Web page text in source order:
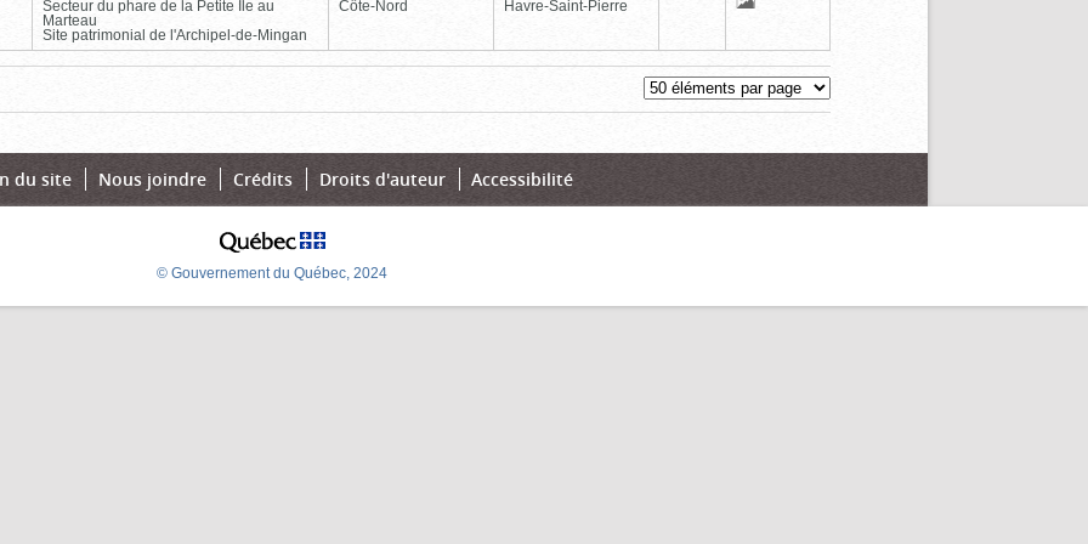
Secteur du phare de la Petite Île au
Marteau
Site patrimonial de l'Archipel-de-Mingan
Côte-Nord Havre-Saint-Pierre
du site Nous joindre Crédits Droits d'auteur Accessibilité
© Gouvernement du Québec, 2024